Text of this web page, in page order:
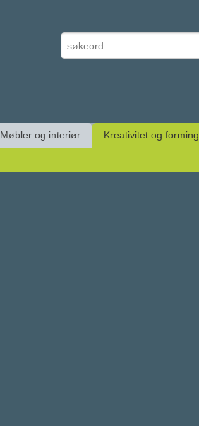
Møbler og interiør Kreativitet og forming